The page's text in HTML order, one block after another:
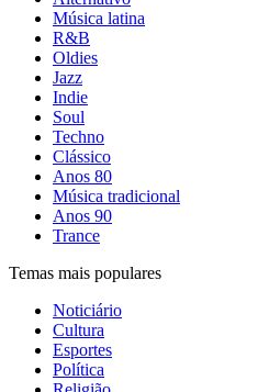
Música latina
R&B
Oldies
Jazz
Indie
Soul
Techno
Clássico
Anos 80
Música tradicional
Anos 90
Trance
Temas mais populares
Noticiário
Cultura
Esportes
Política